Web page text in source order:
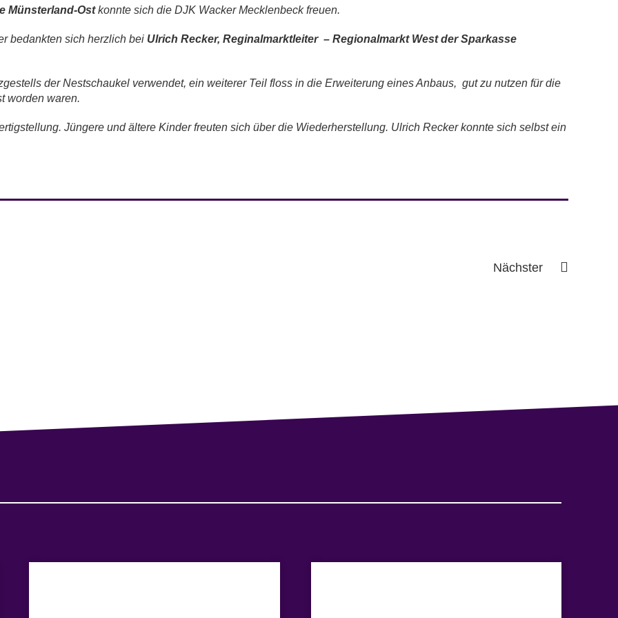
Münsterland-Ostkonnte sich die DJK Wacker Mecklenbeck freuen.
bedankten sich herzlich bei Ulrich Recker, Reginalmarktleiter – Regionalmarkt West der Sparkasse
der Nestschaukel verwendet, ein weiterer Teil floss in die Erweiterung eines Anbaus, gut zu nutzen für die
worden waren.
Jüngere und ältere Kinder freuten sich über die Wiederherstellung. Ulrich Recker konnte sich selbst ein
Nächster